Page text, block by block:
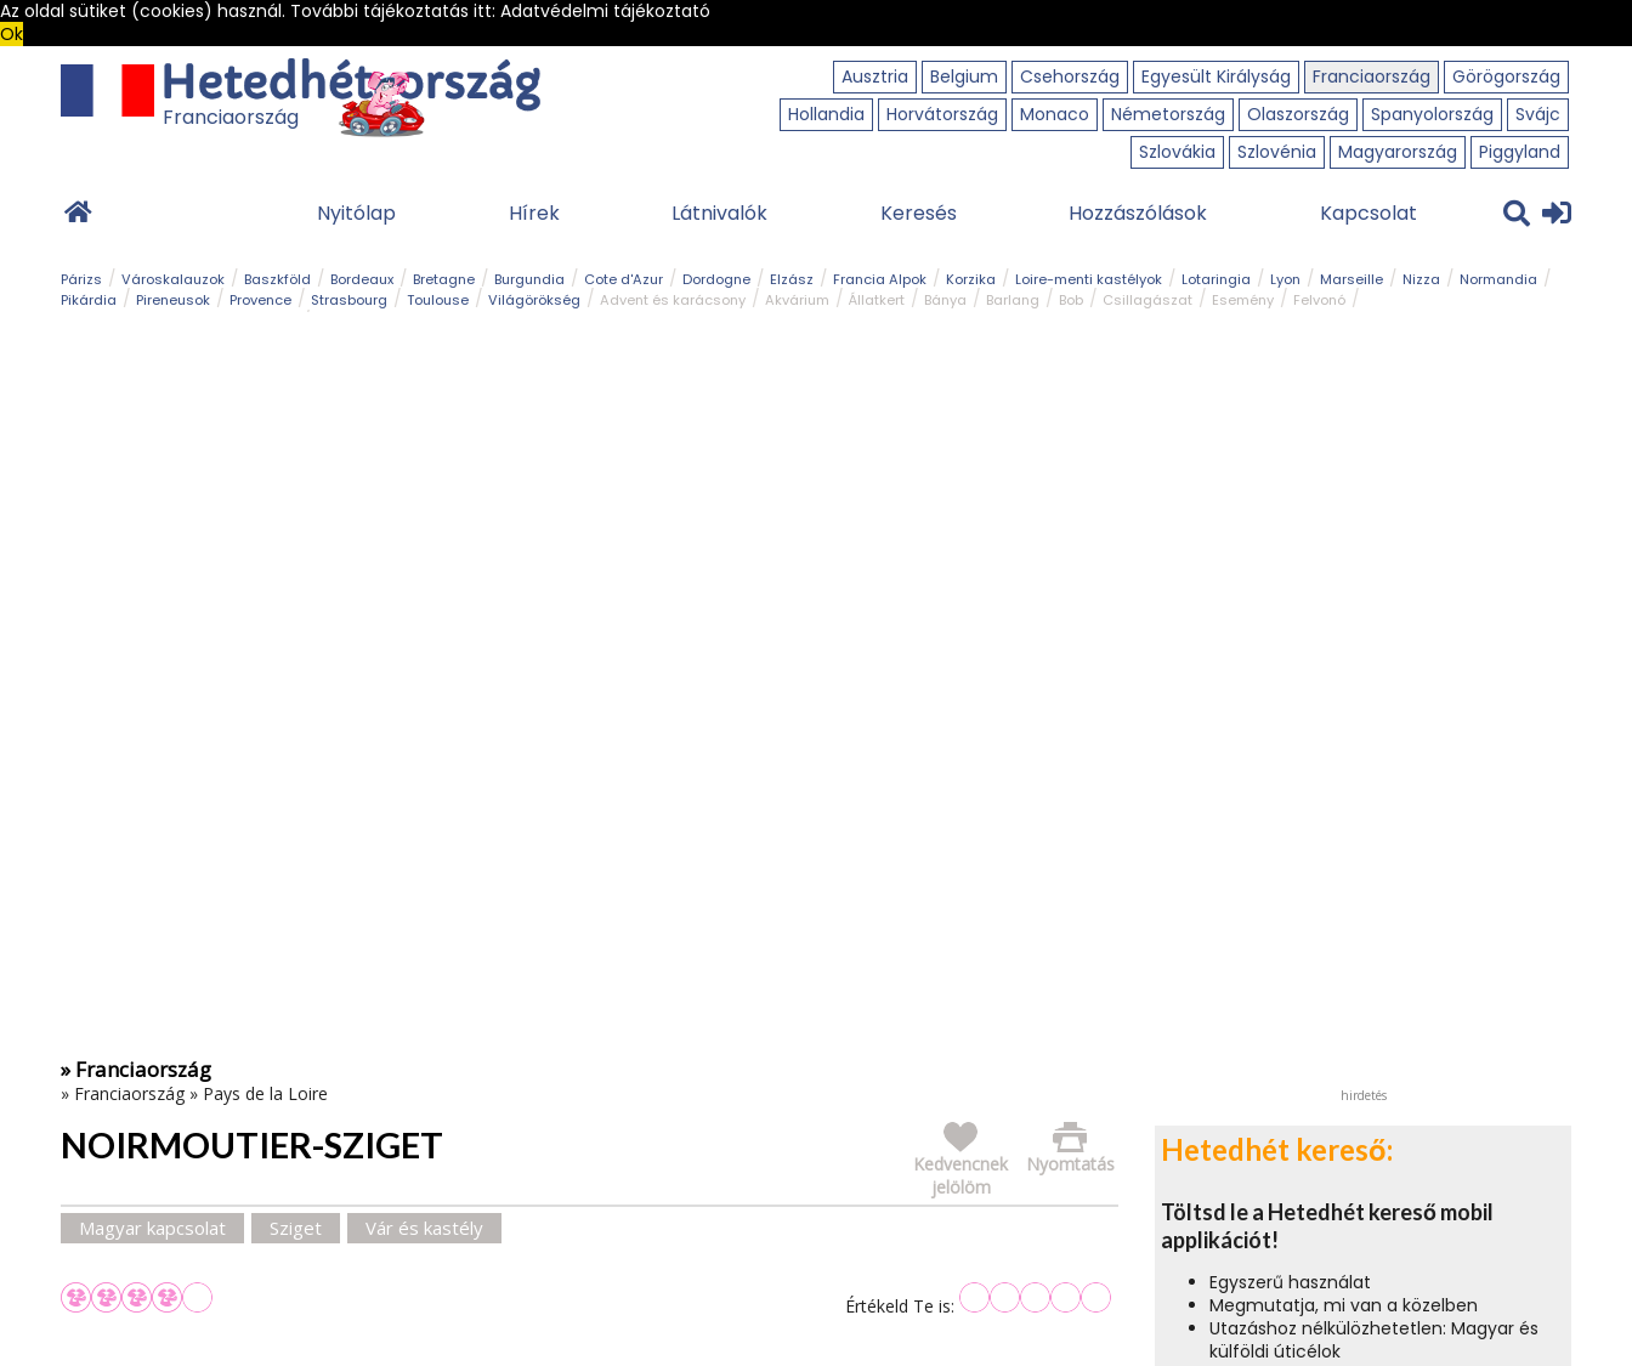
Az oldal sütiket (cookies) használ. További tájékoztatás itt: Adatvédelmi tájékoztató
Ok
Ausztria
Belgium Csehország Egyesült Királyság Franciaország
Görögország
Hollandia
Horvátország Monaco Németország Olaszország Spanyolország
Svájc
Szlovákia
Szlovénia Magyarország Piggyland
Franciaország
Nyitólap Hírek Látnivalók Keresés Hozzászólások Kapcsolat
Párizs Városkalauzok Baszkföld Bordeaux Bretagne Burgundia Cote d'Azur Dordogne Elzász Francia Alpok Korzika Loire-menti kastélyok Lotaringia Lyon Marseille Nizza
Normandia
Pikárdia
Pireneusok Provence Strasbourg Toulouse Világörökség Advent és karácsony Akvárium Állatkert Bánya Barlang Bob Csillagászat Esemény
Felvonó
» Franciaország
» Franciaország » Pays de la Loire
NOIRMOUTIER-SZIGET Nyomtatás
Kedvencnek
jelölöm
Magyar kapcsolat Sziget Vár és kastély
Értékeld Te is:
hirdetés
Hetedhét kereső:
Töltsd le a Hetedhét kereső mobil
applikációt!
Egyszerű használat
Megmutatja, mi van a közelben
Utazáshoz nélkülözhetetlen: Magyar és
külföldi úticélok